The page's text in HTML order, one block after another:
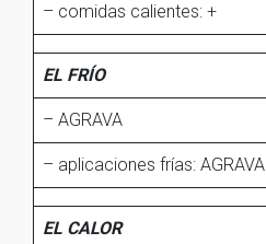
– comidas calientes: +
EL FRÍO
– AGRAVA
– aplicaciones frías: AGRAVA
EL CALOR